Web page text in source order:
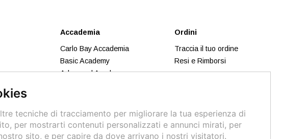
tecniche di tracciamento per migliorare la tua esperienza di
per mostrarti contenuti personalizzati e annunci mirati, per
sito, e per capire da dove arrivano i nostri visitatori.
Accademia
Carlo Bay Accademia
Basic Academy
Advanced Academy
Business Academy
Calendario 2026
Ordini
Traccia il tuo ordine
Resi e Rimborsi